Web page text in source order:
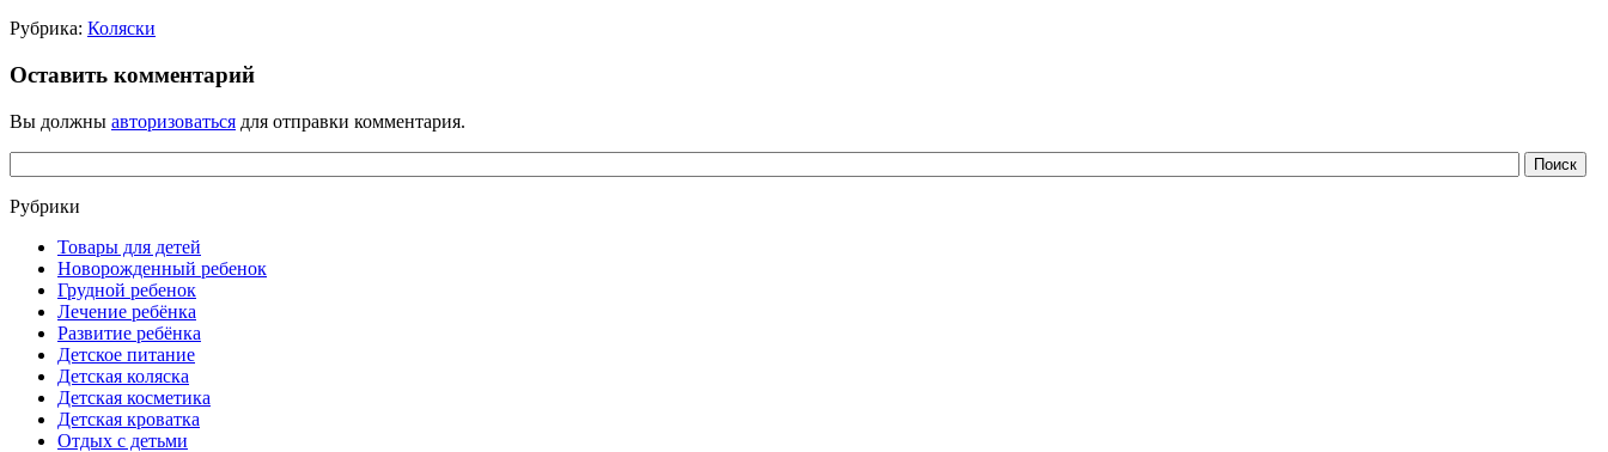
Рубрика: Коляски
Оставить комментарий
Вы должны авторизоваться для отправки комментария.
Рубрики
Товары для детей
Новорожденный ребенок
Грудной ребенок
Лечение ребёнка
Развитие ребёнка
Детское питание
Детская коляска
Детская косметика
Детская кроватка
Отдых с детьми